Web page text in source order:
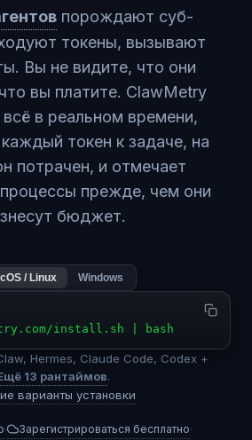
порождают суб-
токены, вызывают
Вы не видите, что они
вы платите. ClawMetry
всё в реальном времени,
токен к задаче, на
потрачен, и отмечает
прежде, чем они
бюджет.
/ Linux Windows
install.sh | bash
Hermes, Claude Code, Codex +
13 рантаймов.
варианты установки
· Зарегистрироваться бесплатно·